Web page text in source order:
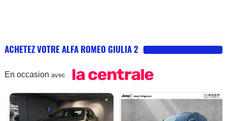
ACHETEZ VOTRE ALFA ROMEO GIULIA 2
En occasion avec